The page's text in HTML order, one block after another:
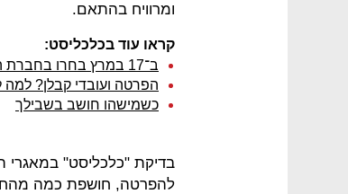
ומרוויח בהתאם.
קראו עוד בכלכליסט:
ב־17 במרץ בחרו בחברת הייעוץ האהובה עליכם
הפרטה ועובדי קבלן? למה
כשמישהו חושב בשבילך
בדיקת "כלכליסט"
להפרטה, חושפת כמה